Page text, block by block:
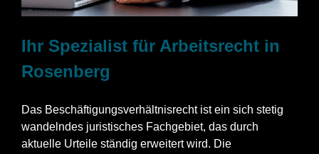
Ihr Spezialist für Arbeitsrecht in
Rosenberg
Das Beschäftigungsverhältnisrecht ist ein sich stetig
wandelndes juristisches Fachgebiet, das durch
aktuelle Urteile ständig erweitert wird. Die